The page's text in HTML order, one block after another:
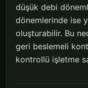
düşük debi
dönemlerinde ise
oluşturabilir. Bu
geri beslemeli
kontrollü işletme